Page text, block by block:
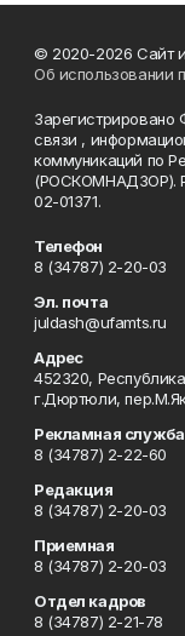
© 2020-2026 Сайт
Об использовании
Зарегистрировано
связи ,
коммуникаций по
(РОСКОМНАДЗОР).
02-01371.
Телефон
8 (34787) 2-20-03
Эл. почта
juldash@ufamts.ru
Адрес
452320,
г.Дюртюли,
Рекламная служба
8 (34787) 2-22-60
Редакция
8 (34787) 2-20-03
Приемная
8 (34787) 2-20-03
Отдел кадров
8 (34787) 2-21-78